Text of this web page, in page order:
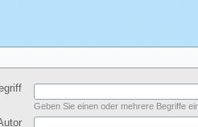
Geben Sie einen oder mehrere Begriffe